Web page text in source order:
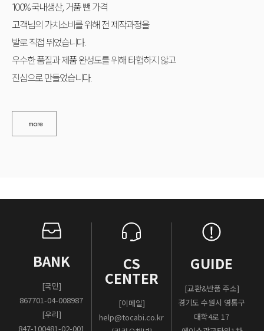
100% 국내생산, 거품 뺀 가격
고객님의 가치소비를 위해 전 제작과정을
발로 직접 뛰었습니다.
우수한 품질과 제품 완성도를 위해 타협하지 않고
진심으로 만들었습니다.
more
BANK
[국민]
867701-04-008987
[우리]
847-100481-02-001
CS
CENTER
[이메일]
help@tocabi.co.kr
GUIDE
[교환&반품 주소]
경기도 수원시 영통구
대학4로 17